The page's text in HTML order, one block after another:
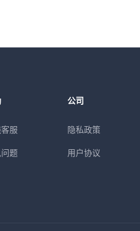
服
题
公司
隐私政策
用户协议